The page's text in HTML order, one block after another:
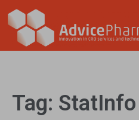
Tag: StatInfo